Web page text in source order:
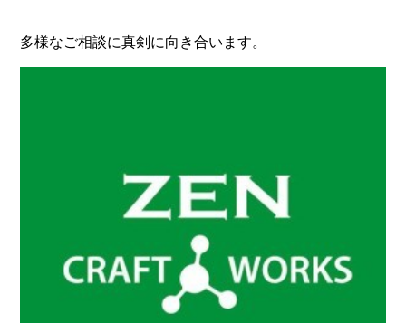
多様なご相談に真剣に向き合います。